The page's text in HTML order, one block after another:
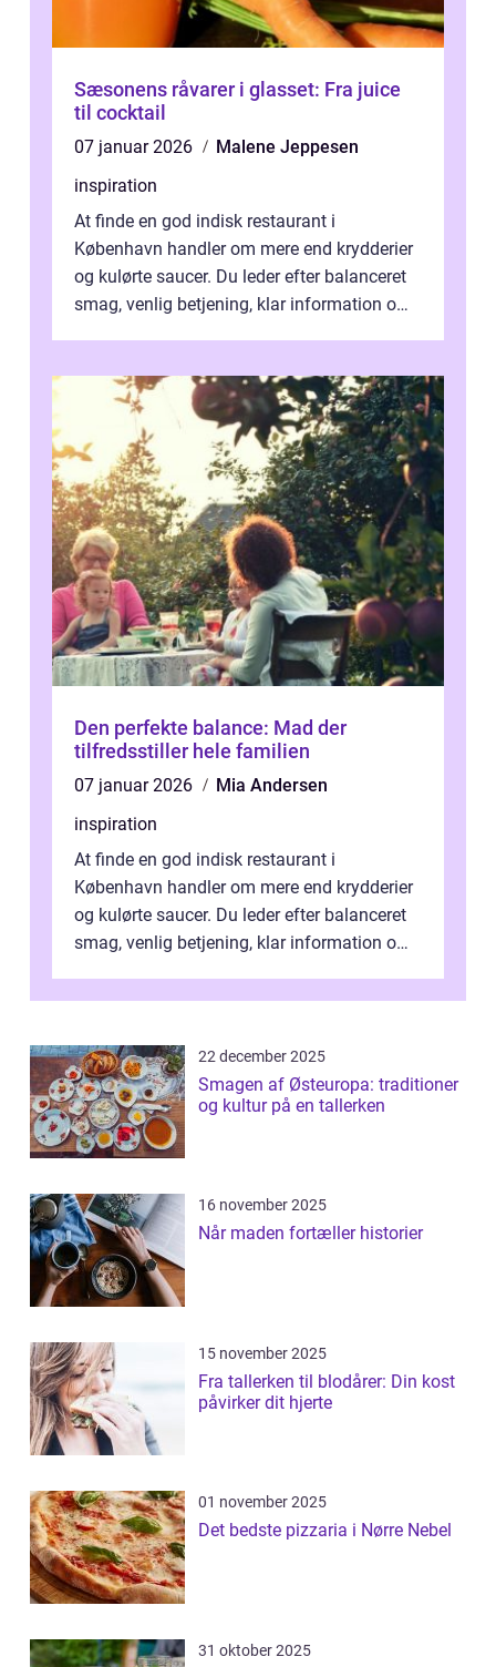
Sæsonens råvarer i glasset: Fra juice
til cocktail
07 januar 2026
Malene Jeppesen
inspiration
At finde en god indisk restaurant i
København handler om mere end krydderier
og kulørte saucer. Du leder efter balanceret
smag, venlig betjening, klar information om
Den perfekte balance: Mad der
tilfredsstiller hele familien
07 januar 2026
Mia Andersen
inspiration
At finde en god indisk restaurant i
København handler om mere end krydderier
og kulørte saucer. Du leder efter balanceret
smag, venlig betjening, klar information om
22 december 2025
Smagen af Østeuropa: traditioner
og kultur på en tallerken
16 november 2025
Når maden fortæller historier
15 november 2025
Fra tallerken til blodårer: Din kost
påvirker dit hjerte
01 november 2025
Det bedste pizzaria i Nørre Nebel
31 oktober 2025